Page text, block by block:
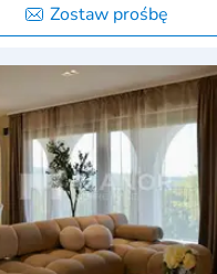
Zostaw prośbę